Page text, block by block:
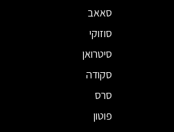
סאאב
סוזוקי
סיטרואן
סקודה
סרס
פוטון